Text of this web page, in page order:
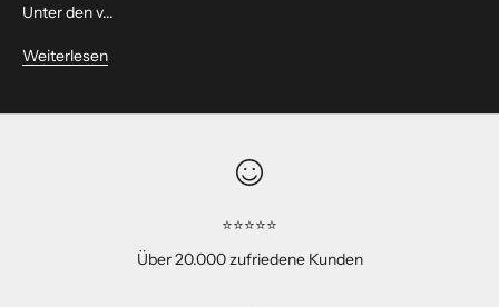
Unter den v...
Weiterlesen
⭐⭐⭐⭐⭐
Über 20.000 zufriedene Kunden